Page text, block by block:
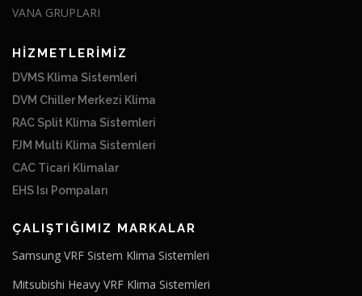
VANA GRUPLARI
HİZMETLERİMİZ
DVMS Klima Sistemleri
DVM Chiller Merkezi Klima
RAC Split Klima Sistemleri
FJM Multi Klima Sistemleri
CAC Ticari Klimalar
EHS Isı Pompaları
ÇALIŞTIĞIMIZ MARKALAR
Samsung VRF Sistem Klima Sistemleri
Mitsubishi Heavy VRF Klima Sistemleri